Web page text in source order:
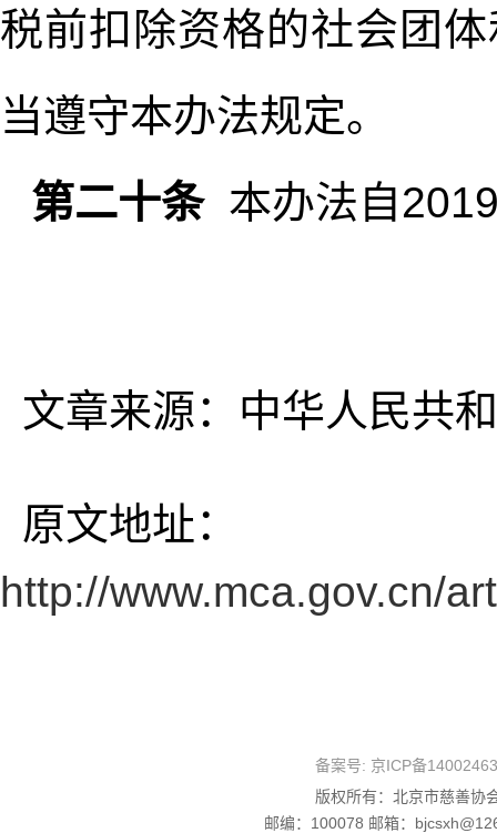
税前扣除资格的社会团
当遵守本办法规定。
第二十条本办法自
文章来源：中华人民共
原文地址：
http://www.mca.gov.cn/
备案号: 京ICP备
版权所有：北京市慈善协
邮编：100078 邮箱：